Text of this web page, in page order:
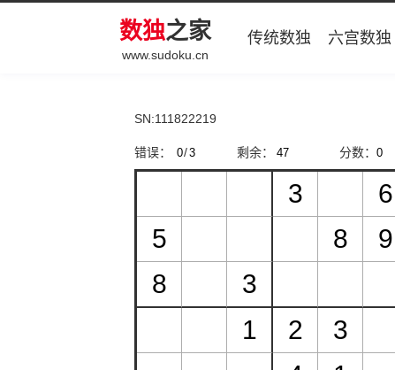
数独之家
www.sudoku.cn
传统数独 六宫数独
SN:111822219
错误： / 剩余： 分数：